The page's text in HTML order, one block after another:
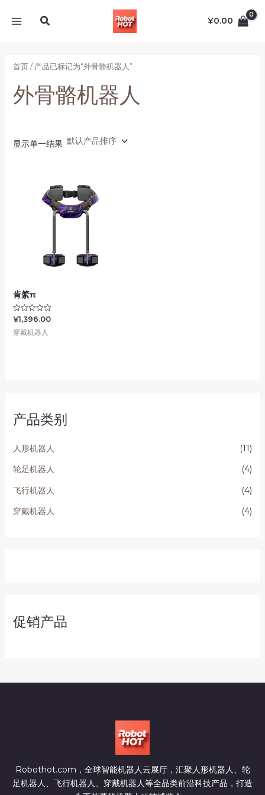
搜
¥0.00
产品类别
人形机器人
(11)
轮足机器人
(4)
飞行机器人
(4)
穿戴机器人
(4)
促销产品
首页/ 产品已标记为“外骨骼机器人”
外骨骼机器人
显示单一结果
肯綮π
评
0
¥1,396.00
穿戴机器人
Robothot.com，全球智能机器人云展厅，汇聚人形机器人、轮
足机器人、飞行机器人、穿戴机器人等全品类前沿科技产品，打造